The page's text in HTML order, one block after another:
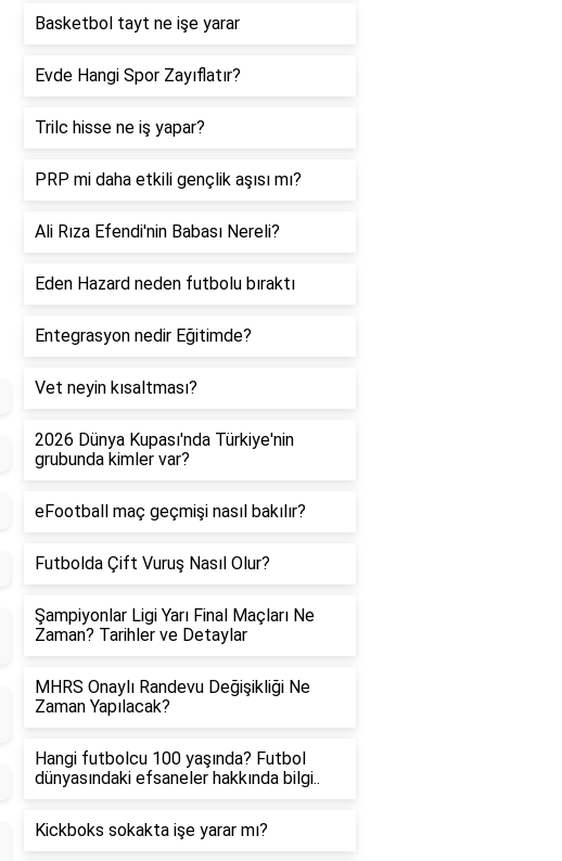
Basketbol tayt ne işe yarar
Evde Hangi Spor Zayıflatır?
Trilc hisse ne iş yapar?
PRP mi daha etkili gençlik aşısı mı?
Ali Rıza Efendi'nin Babası Nereli?
Eden Hazard neden futbolu bıraktı
Entegrasyon nedir Eğitimde?
Vet neyin kısaltması?
2026 Dünya Kupası'nda Türkiye'nin
grubunda kimler var?
eFootball maç geçmişi nasıl bakılır?
Futbolda Çift Vuruş Nasıl Olur?
Şampiyonlar Ligi Yarı Final Maçları Ne
Zaman? Tarihler ve Detaylar
MHRS Onaylı Randevu Değişikliği Ne
Zaman Yapılacak?
Hangi futbolcu 100 yaşında? Futbol
dünyasındaki efsaneler hakkında bilgi..
Kickboks sokakta işe yarar mı?